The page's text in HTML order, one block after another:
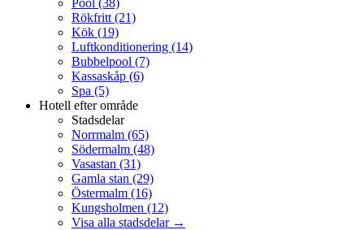
Pool (38)
Rökfritt (21)
Kök (19)
Luftkonditionering (14)
Bubbelpool (7)
Kassaskåp (6)
Spa (5)
Hotell efter område
Stadsdelar
Norrmalm (65)
Södermalm (48)
Vasastan (31)
Gamla stan (29)
Östermalm (16)
Kungsholmen (12)
Visa alla stadsdelar →